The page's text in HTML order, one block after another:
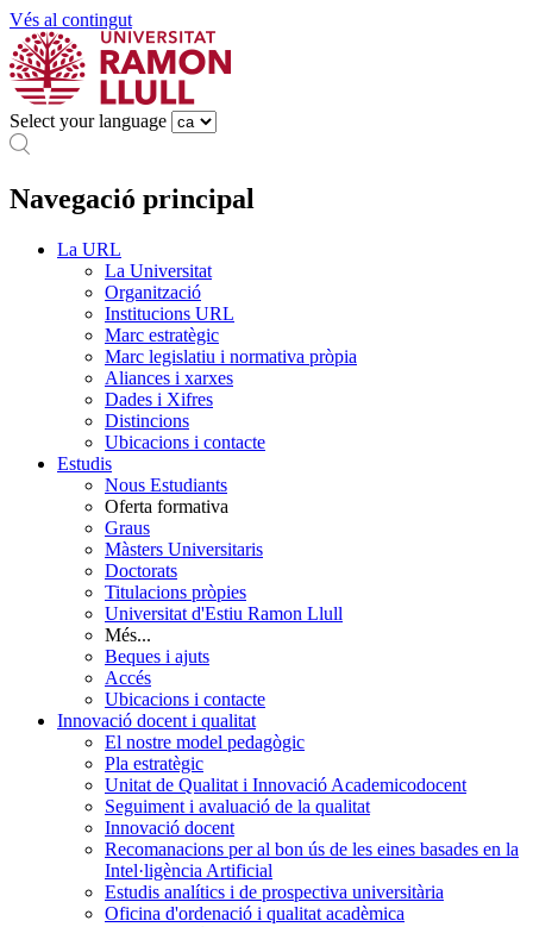
Vés al contingut
Select your language
Navegació principal
La URL
La Universitat
Organització
Institucions URL
Marc estratègic
Marc legislatiu i normativa pròpia
Aliances i xarxes
Dades i Xifres
Distincions
Ubicacions i contacte
Estudis
Nous Estudiants
Oferta formativa
Graus
Màsters Universitaris
Doctorats
Titulacions pròpies
Universitat d'Estiu Ramon Llull
Més...
Beques i ajuts
Accés
Ubicacions i contacte
Innovació docent i qualitat
El nostre model pedagògic
Pla estratègic
Unitat de Qualitat i Innovació Academicodocent
Seguiment i avaluació de la qualitat
Innovació docent
Recomanacions per al bon ús de les eines basades en la
Intel·ligència Artificial
Estudis analítics i de prospectiva universitària
Oficina d'ordenació i qualitat acadèmica